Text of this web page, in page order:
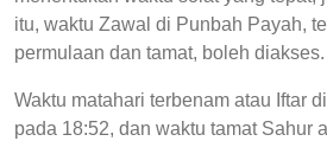
itu, waktu Zawal di Punbah Payah,
permulaan dan tamat, boleh diakses.
Waktu matahari terbenam atau Iftar
pada 18:52, dan waktu tamat Sahur